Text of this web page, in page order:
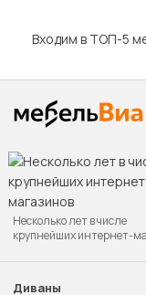
Входим в ТОП-5
Несколько лет в числе
крупнейших интернет-
Диваны